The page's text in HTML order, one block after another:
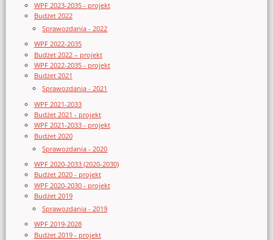
WPF 2023-2035 - projekt
Budżet 2022
Sprawozdania - 2022
WPF 2022-2035
Budżet 2022 – projekt
WPF 2022-2035 - projekt
Budżet 2021
Sprawozdania - 2021
WPF 2021-2033
Budżet 2021 - projekt
WPF 2021-2033 - projekt
Budżet 2020
Sprawozdania - 2020
WPF 2020-2033 (2020-2030)
Budżet 2020 - projekt
WPF 2020-2030 - projekt
Budżet 2019
Sprawozdania - 2019
WPF 2019-2028
Budżet 2019 - projekt